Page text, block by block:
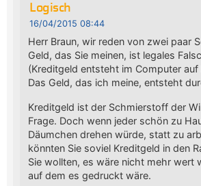
Logisch
16/04/2015 08:44
Herr Braun, wir reden von zwei paar
Geld, das Sie meinen, ist legales
(Kreditgeld entsteht im Computer
Das Geld, das ich meine, entsteht
Kreditgeld ist der Schmierstoff der
Frage. Doch wenn jeder schön zu
Däumchen drehen würde, statt zu
könnten Sie soviel Kreditgeld in den
Sie wollten, es wäre nicht mehr wert
auf dem es gedruckt wäre.